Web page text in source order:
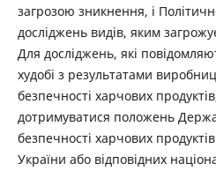
загрозою зникнення, і
досліджень видів, яким
Для досліджень, які
худобі з результатами
безпечності харчових
дотримуватися положень
безпечності харчових
України або відповідних